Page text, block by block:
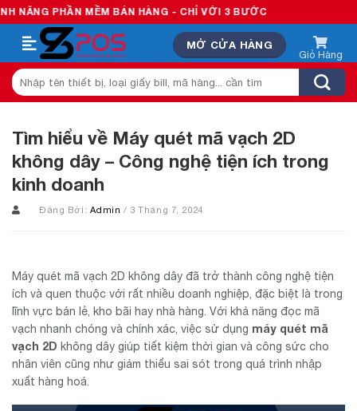
Skip
to
content
MỀM BÁN HÀNG - CHỈ VỚI 3 BƯỚC
MỞ CỬA HÀNG
Tìm
kiếm:
Tìm hiểu về Máy quét mã vạch 2D
không dây – Công nghệ tiện ích trong
kinh doanh
Đăng Bởi: Admin/ 3 Tháng 7, 2024
Máy quét mã vạch 2D không dây đã trở thành công nghệ tiện
ích và quen thuộc với rất nhiều doanh nghiệp, đặc biệt là trong
lĩnh vực bán lẻ, kho bãi hay nhà hàng. Với khả năng đọc mã
vạch nhanh chóng và chính xác, việc sử dụng máy quét mã
vạch 2D không dây giúp tiết kiệm thời gian và công sức cho
nhân viên cũng như giảm thiểu sai sót trong quá trình nhập
xuất hàng hoá.